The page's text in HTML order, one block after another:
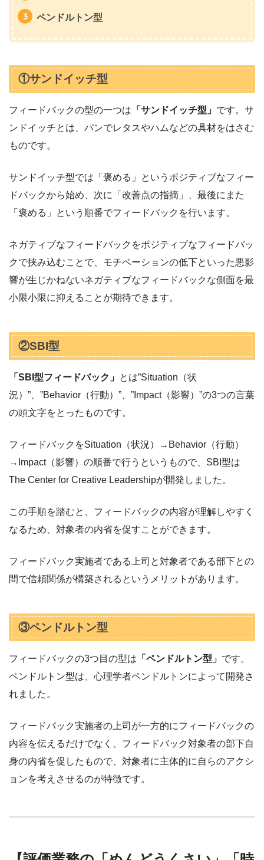
ペンドルトン型
①サンドイッチ型
フィードバックの型の一つは 「サンドイッチ型」 です。サ
ンドイッチとは、パンでレタスやハムなどの具材をはさむ
ものです。
サンドイッチ型では「褒める」というポジティブなフィー
ドバックから始め、次に「改善点の指摘」、最後にまた
「褒める」という順番でフィードバックを行います。
ネガティブなフィードバックをポジティブなフィードバッ
クで挟み込むことで、モチベーションの低下といった悪影
響が生じかねないネガティブなフィードバックな側面を最
小限小限に抑えることが期待できます。
②SBI型
「SBI型フィードバック」 とは”Situation（状
況）”、”Behavior（行動）”、”Impact（影響）”の3つの言葉
の頭文字をとったものです。
フィードバックをSituation（状況）→Behavior（行動）
→Impact（影響）の順番で行うというもので、SBI型は
The Center for Creative Leadershipが開発しました。
この手順を踏むと、フィードバックの内容が理解しやすく
なるため、対象者の内省を促すことができます。
フィードバック実施者である上司と対象者である部下との
間で信頼関係が構築されるというメリットがあります。
③ペンドルトン型
フィードバックの3つ目の型は 「ペンドルトン型」 です。
ペンドルトン型は、心理学者ペンドルトンによって開発さ
れました。
フィードバック実施者の上司が一方的にフィードバックの
内容を伝えるだけでなく、フィードバック対象者の部下自
身の内省を促したもので、対象者に主体的に自らのアクシ
ョンを考えさせるのが特徴です。